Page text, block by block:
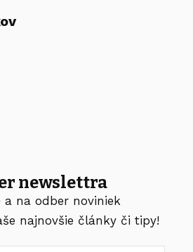
newslettra
a na odber noviniek
najnovšie články či tipy!